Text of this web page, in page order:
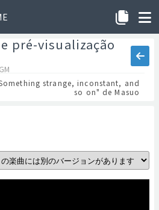
pré-visualização
strange, inconstant, and
so on" de Masuo